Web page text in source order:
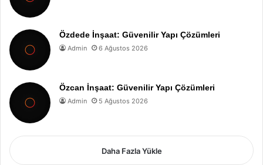
Özdede İnşaat: Güvenilir Yapı Çözümleri
Admin 6 Ağustos 2026
Özcan İnşaat: Güvenilir Yapı Çözümleri
Admin 5 Ağustos 2026
Daha Fazla Yükle